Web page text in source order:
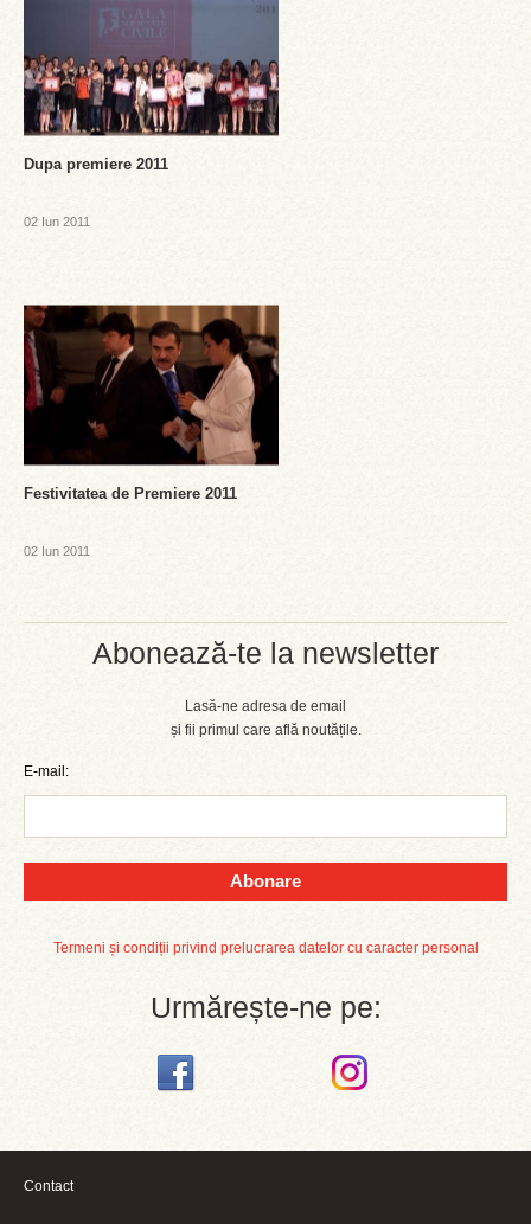
Abonează-te la newsletter
Lasă-ne adresa de email
și fii primul care află noutățile.
E-mail:
Abonare
Termeni și condiții privind prelucrarea datelor cu caracter personal
Urmărește-ne pe:
Dupa premiere 2011
02 Iun 2011
Festivitatea de Premiere 2011
02 Iun 2011
Contact